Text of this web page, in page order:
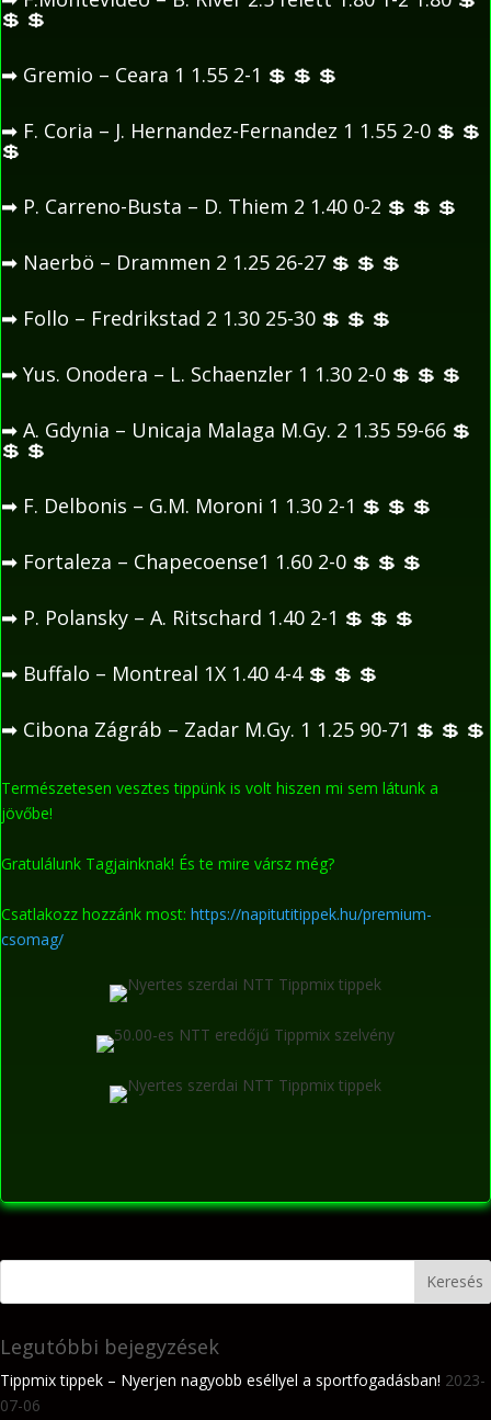
💲 💲
➡ Gremio – Ceara 1 1.55 2-1 💲 💲 💲
➡ F. Coria – J. Hernandez-Fernandez 1 1.55 2-0 💲 💲
💲
➡ P. Carreno-Busta – D. Thiem 2 1.40 0-2 💲 💲 💲
➡ Naerbö – Drammen 2 1.25 26-27 💲 💲 💲
➡ Follo – Fredrikstad 2 1.30 25-30 💲 💲 💲
➡ Yus. Onodera – L. Schaenzler 1 1.30 2-0 💲 💲 💲
➡ A. Gdynia – Unicaja Malaga M.Gy. 2 1.35 59-66 💲
💲 💲
➡ F. Delbonis – G.M. Moroni 1 1.30 2-1 💲 💲 💲
➡ Fortaleza – Chapecoense1 1.60 2-0 💲 💲 💲
➡ P. Polansky – A. Ritschard 1.40 2-1 💲 💲 💲
➡ Buffalo – Montreal 1X 1.40 4-4 💲 💲 💲
➡ Cibona Zágráb – Zadar M.Gy. 1 1.25 90-71 💲 💲 💲
Természetesen vesztes tippünk is volt hiszen mi sem látunk a
jövőbe!
Gratulálunk Tagjainknak! És te mire vársz még?
Csatlakozz hozzánk most: https://napitutitippek.hu/premium-
csomag/
Legutóbbi bejegyzések
Tippmix tippek – Nyerjen nagyobb eséllyel a sportfogadásban! 2023-
07-06